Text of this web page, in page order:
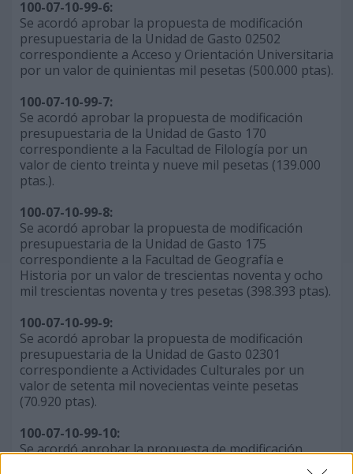
100-07-10-99-6:
Se acordó aprobar la propuesta de modificación
presupuestaria de la Unidad de Gasto 02502
correspondiente a Acceso y Orientación Universitaria
por un valor de quinientas mil pesetas (500.000 ptas).
100-07-10-99-7:
Se acordó aprobar la propuesta de modificación
presupuestaria de la Unidad de Gasto 170
correspondiente a la Facultad de Filología por un
valor de ciento treinta y nueve mil pesetas (139.000
ptas.).
100-07-10-99-8:
Se acordó aprobar la propuesta de modificación
presupuestaria de la Unidad de Gasto 175
correspondiente a la Facultad de Geografía e
Historia por un valor de trescientas noventa y ocho
mil trescientas noventa y tres pesetas (398.393 ptas).
100-07-10-99-9:
Se acordó aprobar la propuesta de modificación
presupuestaria de la Unidad de Gasto 02301
correspondiente a Actividades Culturales por un
valor de setenta mil novecientas veinte pesetas
(70.920 ptas).
100-07-10-99-10:
Se acordó aprobar la propuesta de modificación